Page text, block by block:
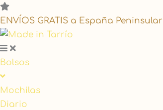
ENVÍOS GRATIS a España Peninsular
Bolsos
Mochilas
Diario
Search
...
Pétalo
"Orquídea"